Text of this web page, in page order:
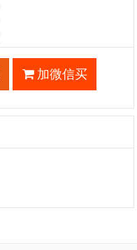
加微信买